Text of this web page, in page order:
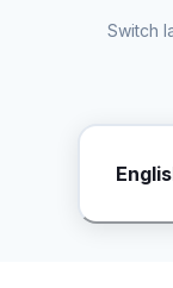
Butuh
Switch